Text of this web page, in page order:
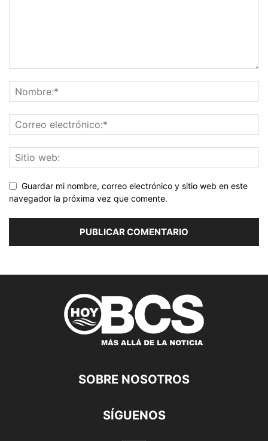
Guardar mi nombre, correo electrónico y sitio web en este
navegador la próxima vez que comente.
SOBRE NOSOTROS
SÍGUENOS